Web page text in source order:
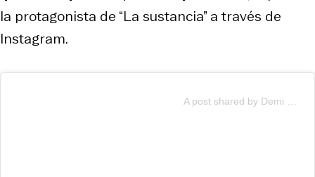
la protagonista de “La sustancia” a través de
Instagram.
A post shared by Demi Moore (@demimoore)